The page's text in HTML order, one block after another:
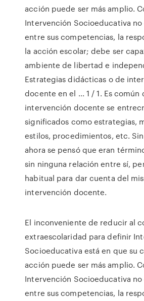
acción puede ser más amplio.
Intervención Socioeducativa
entre sus competencias, la
la acción escolar; debe ser
ambiente de libertad e
Estrategias didácticas o de
docente en el ... 1 / 1. Es común
intervención docente se
significados como estrategias,
estilos, procedimientos, etc.
ahora se pensó que eran
sin ninguna relación entre sí,
habitual para dar cuenta del
intervención docente.
El inconveniente de reducir al
extraescolaridad para definir
Socioeducativa está en que su
acción puede ser más amplio.
Intervención Socioeducativa
entre sus competencias, la